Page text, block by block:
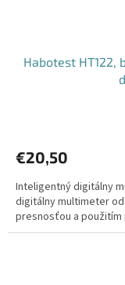
Habotest
€20,50
Inteligentný digitálny
digitálny multimeter
presnosťou a použitím